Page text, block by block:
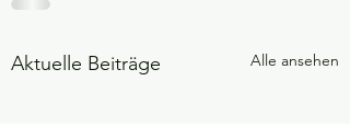
Aktuelle Beiträge Alle ansehen